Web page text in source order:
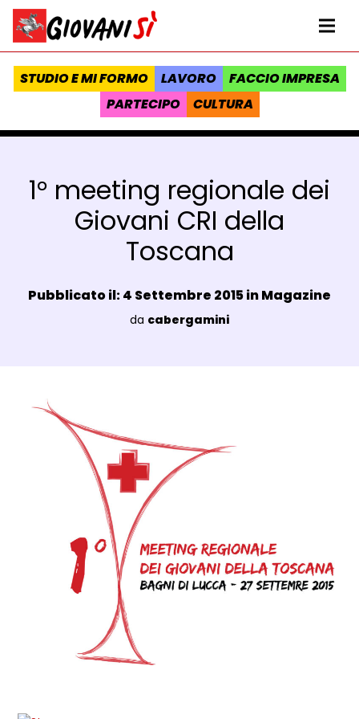
Vai al contenuto
Homepage Giovanisì - Progetto della Regione Toscana
STUDIO E MI FORMO LAVORO
FACCIO IMPRESA
PARTECIPO
CULTURA
1° meeting regionale dei
Giovani CRI della
Toscana
Data e ora:
Pubblicato il: 4 Settembre 2015 inMagazine
Luogo:
da cabergamini
Dettagli Post Magazine